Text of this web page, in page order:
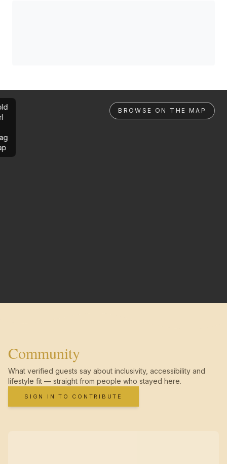
BROWSE ON THE MAP
Community
What verified guests say about inclusivity, accessibility and
lifestyle fit — straight from people who stayed here.
SIGN IN TO CONTRIBUTE